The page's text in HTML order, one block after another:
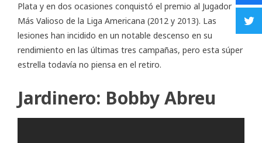
Plata y en dos ocasiones conquistó el premio al Jugador
Más Valioso de la Liga Americana (2012 y 2013). Las
lesiones han incidido en un notable descenso en su
rendimiento en las últimas tres campañas, pero esta súper
estrella todavía no piensa en el retiro.
Jardinero: Bobby Abreu